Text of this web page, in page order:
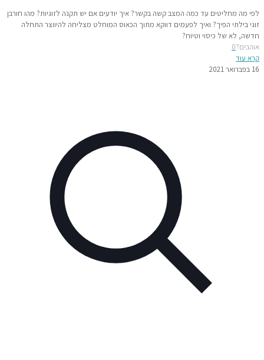
לפי מה מחליטים עד כמה המצב קשה בקשר? איך יודעים אם יש תקנה לזוגיות? מהו חורבן
זוגי בילתי הפיך? ואיך לפעמים דווקא מתוך הכאוס המוחלט מצליחה להיווצר התחלה
חדשה, לא של כיסוי וטיוח?
אוהבים?0
קרא עוד
16 בפברואר 2021